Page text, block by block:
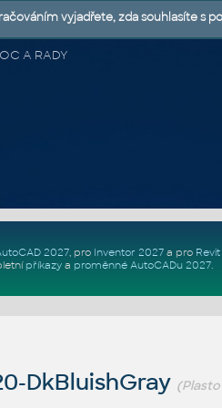
A RADY
2027, pro Inventor 2027a pro
příkazya proměnné AutoCADu 2027.
DkBluishGray
vyjadřete, zda souhlasíte s